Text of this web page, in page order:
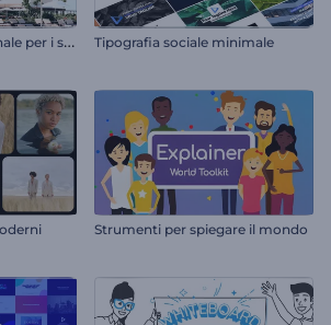
P
acchetto promozionale per i servizi di ospitalità Tipografia sociale minimale
Strumenti per spiegare il mondo